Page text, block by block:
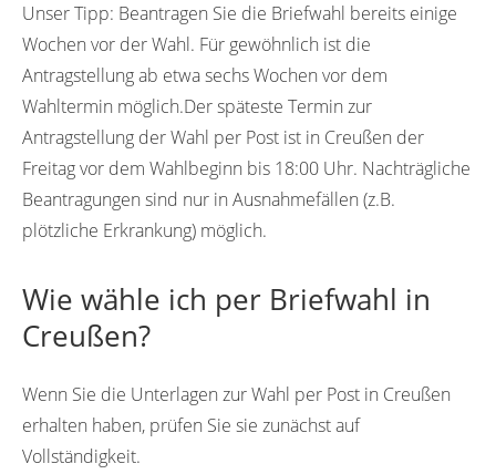
Unser Tipp: Beantragen Sie die Briefwahl bereits einige
Wochen vor der Wahl. Für gewöhnlich ist die
Antragstellung ab etwa sechs Wochen vor dem
Wahltermin möglich.Der späteste Termin zur
Antragstellung der Wahl per Post ist in Creußen der
Freitag vor dem Wahlbeginn bis 18:00 Uhr. Nachträgliche
Beantragungen sind nur in Ausnahmefällen (z.B.
plötzliche Erkrankung) möglich.
Wie wähle ich per Briefwahl in
Creußen?
Wenn Sie die Unterlagen zur Wahl per Post in Creußen
erhalten haben, prüfen Sie sie zunächst auf
Vollständigkeit.